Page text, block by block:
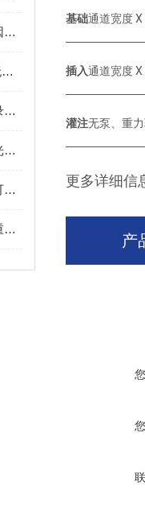
影响灭菌温度验证准确性的因素分析
虹科干货 | 提高监测效率：无线温度记录器的创新设计
如何选择适合的冷链温度记录仪：技术指南
紫外曝光光源的波长选择与光源功率对曝光效果的影响？
冲击数据记录仪：确保产品可靠性的关键工具
灭菌温度验证的基本原理与重要性
基础通道宽度 X
插入通道宽度 X
灌注无泵、重
更多详细信
产